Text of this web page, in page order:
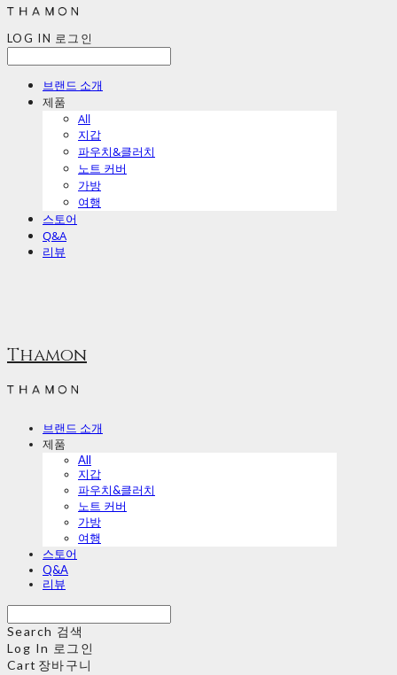
LOG IN 로그인
브랜드 소개
제품
All
지갑
파우치&클러치
노트 커버
가방
여행
스토어
Q&A
리뷰
Thamon
브랜드 소개
제품
All
지갑
파우치&클러치
노트 커버
가방
여행
스토어
Q&A
리뷰
Search 검색
Log In 로그인
Cart 장바구니